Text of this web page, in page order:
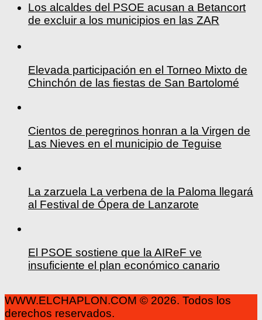
Los alcaldes del PSOE acusan a Betancort
de excluir a los municipios en las ZAR
Elevada participación en el Torneo Mixto de
Chinchón de las fiestas de San Bartolomé
Cientos de peregrinos honran a la Virgen de
Las Nieves en el municipio de Teguise
La zarzuela La verbena de la Paloma llegará
al Festival de Ópera de Lanzarote
El PSOE sostiene que la AIReF ve
insuficiente el plan económico canario
WWW.ELCHAPLON.COM © 2026. Todos los
derechos reservados.